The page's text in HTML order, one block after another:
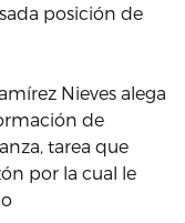
posición de
Nieves alega
de
tarea que
por la cual le